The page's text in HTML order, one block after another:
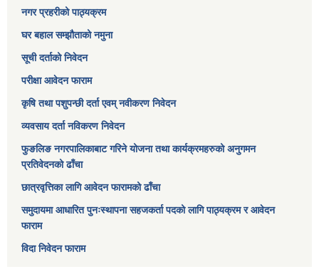
नगर प्रहरीको पाठ्यक्रम
घर बहाल सम्झौताको नमुना
सूची दर्ताको निवेदन
परीक्षा आवेदन फाराम
कृषि तथा पशुपन्छी दर्ता एवम् नवीकरण निवेदन
व्यवसाय दर्ता नविकरण निवेदन
फुङलिङ नगरपालिकाबाट गरिने योजना तथा कार्यक्रमहरुको अनुगमन
प्रतिवेदनको ढाँचा
छात्रवृत्तिका लागि आवेदन फारामको ढाँचा
समुदायमा आधारित पुनःस्थापना सहजकर्ता पदको लागि पाठ्यक्रम र आवेदन
फाराम
विदा निवेदन फाराम